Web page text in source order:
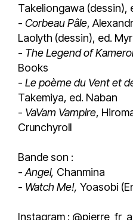
Takeliongawa (dessin),
- Corbeau Pâle,
Laolyth (dessin), ed.
- The Legend of
Books
- Le poème du Vent et
Takemiya, ed. Naban
- VaVam Vampire,
Crunchyroll
Bande son :
- Angel, Chanmina
- Watch Me!, Yoasobi
Instagram :